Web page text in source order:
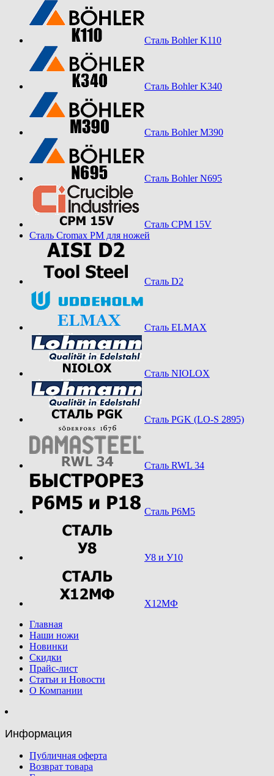
Сталь Bohler K110
Сталь Bohler K340
Сталь Bohler M390
Сталь Bohler N695
Сталь CPM 15V
Сталь Cromax PM для ножей
Сталь D2
Сталь ELMAX
Сталь NIOLOX
Сталь PGK (LO-S 2895)
Сталь RWL 34
Сталь Р6М5
У8 и У10
Х12МФ
Главная
Наши ножи
Новинки
Скидки
Прайс-лист
Статьи и Новости
О Компании
Информация
Публичная оферта
Возврат товара